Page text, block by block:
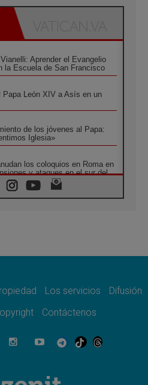
Aprender el Evangelio
la Escuela de San Francisco
Papa León XIV a Asís en un
de los jóvenes al Papa:
Iglesia»
los coloquios en Roma en
y ataques en el sur del
el Uruguay
revolución del Evangelio
Ceuta: caridad y esperanza
a Perú será un tiempo de
Los servicios
Difusión
Contáctenos